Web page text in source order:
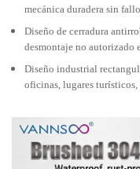
mecánica duradera sin
Diseño de cerradura
desmontaje no autorizado
Diseño industrial
oficinas, lugares